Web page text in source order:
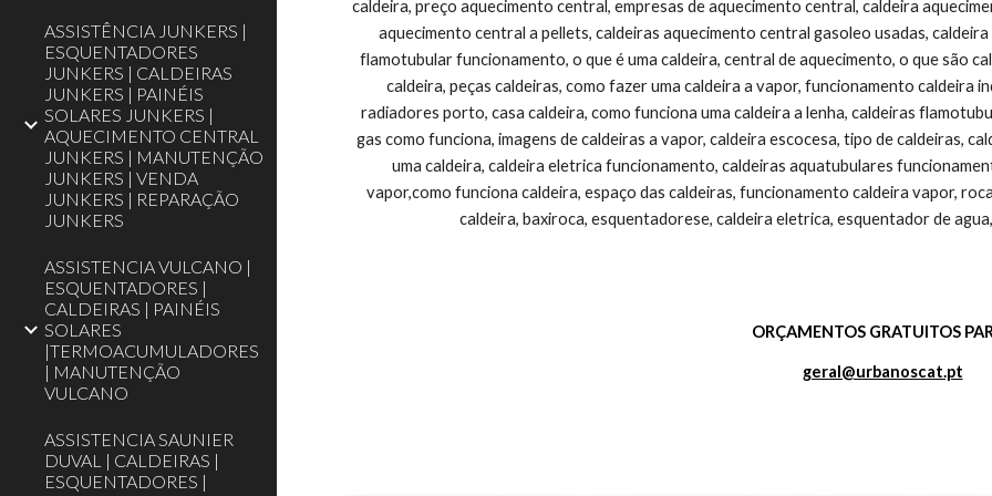
ASSISTÊNCIA JUNKERS |
ESQUENTADORES
JUNKERS | CALDEIRAS
JUNKERS | PAINÉIS
SOLARES JUNKERS |
AQUECIMENTO CENTRAL
JUNKERS | MANUTENÇÃO
JUNKERS | VENDA
JUNKERS | REPARAÇÃO
JUNKERS
ASSISTENCIA VULCANO |
ESQUENTADORES |
CALDEIRAS | PAINÉIS
SOLARES
|TERMOACUMULADORES
| MANUTENÇÃO
VULCANO
ASSISTENCIA SAUNIER
DUVAL | CALDEIRAS |
ESQUENTADORES |
ORÇAMENTOS GRATUITOS
geral@urbanoscat.pt